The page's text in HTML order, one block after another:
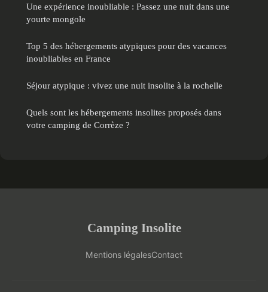
Une expérience inoubliable : Passez une nuit dans une
yourte mongole
Top 5 des hébergements atypiques pour des vacances
inoubliables en France
Séjour atypique : vivez une nuit insolite à la rochelle
Quels sont les hébergements insolites proposés dans
votre camping de Corrèze ?
Camping Insolite
Mentions légalesContact